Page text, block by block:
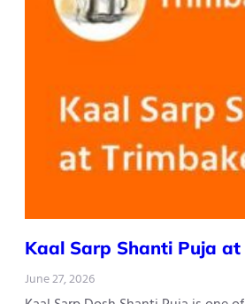
Kaal Sarp Shanti Puja
June 27, 2026